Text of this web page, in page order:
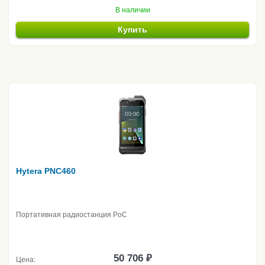
В наличии
Купить
Hytera PNC460
Портативная радиостанция PoC
Цена: 50 706 ₽